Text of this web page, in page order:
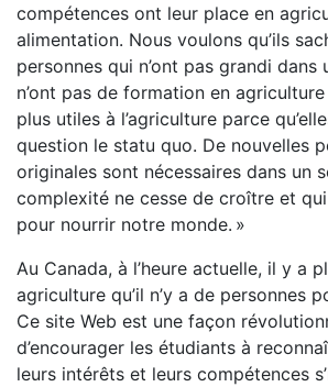
compétences ont leur place en
alimentation. Nous voulons qu’ils
personnes qui n’ont pas grandi dans
n’ont pas de formation en
plus utiles à l’agriculture parce
question le statu quo. De nouvelles
originales sont nécessaires dans un
complexité ne cesse de croître et
pour nourrir notre monde. »
Au Canada, à l’heure actuelle, il y a
agriculture qu’il n’y a de personnes
Ce site Web est une façon
d’encourager les étudiants à
leurs intérêts et leurs compétences